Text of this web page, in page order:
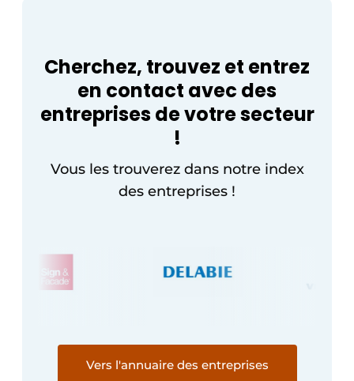
Sécurité incendie
Software
Travaux ferroviaires
Cherchez, trouvez et entrez
en contact avec des
entreprises de votre secteur
!
Vous les trouverez dans notre index
des entreprises !
Vers l'annuaire des entreprises